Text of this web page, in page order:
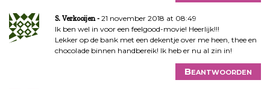
S. Verkooijen
21 november 2018 at 08:49
Ik ben wel in voor een feelgood-movie! Heerlijk!!!
Lekker op de bank met een dekentje over me heen, thee en
chocolade binnen handbereik! Ik heb er nu al zin in!
Beantwoorden